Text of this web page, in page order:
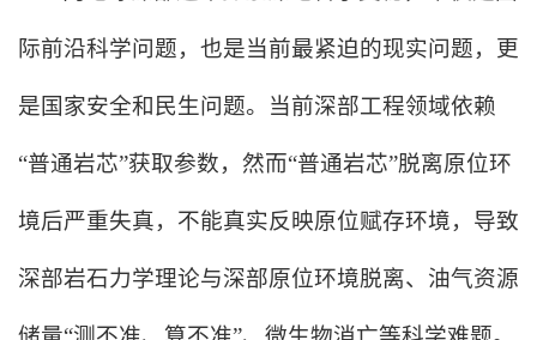
际前沿科学问题，也是当前最紧迫的现实问题，更
是国家安全和民生问题。当前深部工程领域依赖
“普通岩芯”获取参数，然而“普通岩芯”脱离原位环
境后严重失真，不能真实反映原位赋存环境，导致
深部岩石力学理论与深部原位环境脱离、油气资源